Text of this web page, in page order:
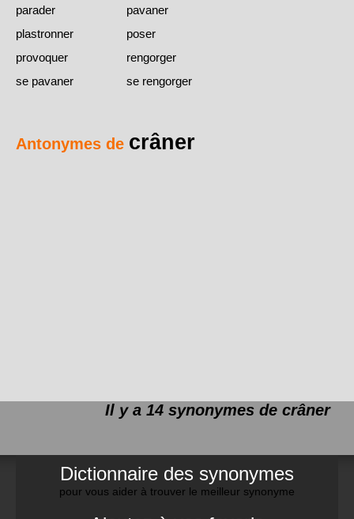
parader
pavaner
plastronner
poser
provoquer
rengorger
se pavaner
se rengorger
Antonymes de crâner
Il y a 14 synonymes de crâner
Dictionnaire des synonymes
pour vous aider à trouver le meilleur synonyme